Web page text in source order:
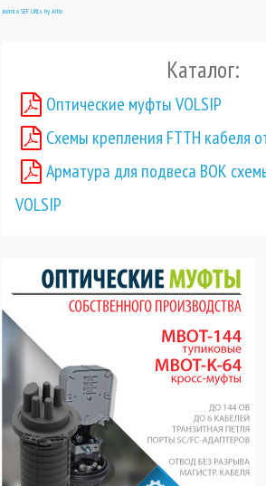
Joomla SEF URLs by Artio
Каталог:
Оптические муфты VOLSIP
Схемы крепления FTTH кабеля
Арматура для подвеса ВОК
VOLSIP